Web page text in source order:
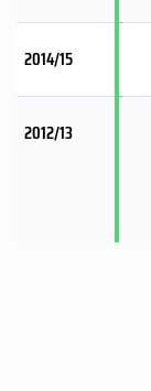
2014/15
2012/13